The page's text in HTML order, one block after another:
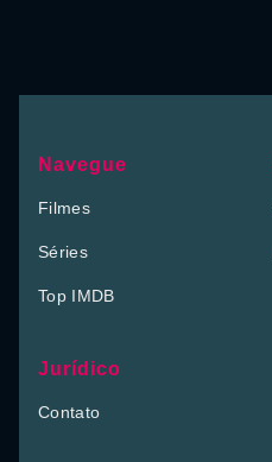
Navegue
Filmes
Séries
Top IMDB
Jurídico
Contato